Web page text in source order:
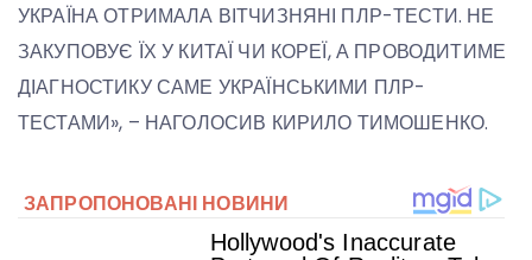
УКРАЇНА ОТРИМАЛА ВІТЧИЗНЯНІ ПЛР-ТЕСТИ. НЕ
ЗАКУПОВУЄ ЇХ У КИТАЇ ЧИ КОРЕЇ, А ПРОВОДИТИМЕ
ДІАГНОСТИКУ САМЕ УКРАЇНСЬКИМИ ПЛР-
ТЕСТАМИ», – НАГОЛОСИВ КИРИЛО ТИМОШЕНКО.